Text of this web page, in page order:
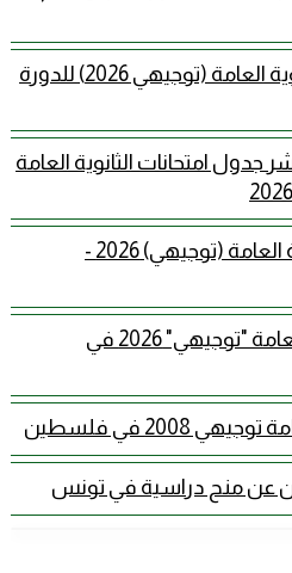
رابط تسجيل طلبة الثانوية العامة (توجيهي 2026) للدورة
جدول امتحانات الثانوية العامة
رابط فحص نتائج الثانوية العامة (توجيهي) 2026 -
بالأسماء نتائج الثانوية العامة "توجيهي" 2026 في
2008 في فلسطين
عن منح دراسية في تونس